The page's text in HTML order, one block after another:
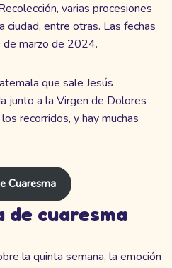
varias procesiones
ciudad, entre otras. Las fechas
marzo de 2024.
que sale Jesús
junto a la Virgen de Dolores
recorridos, y hay muchas
Cuaresma
de cuaresma
la quinta semana, la emoción